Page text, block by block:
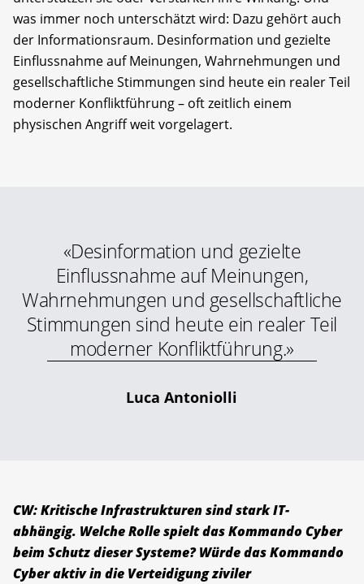
was immer noch unterschätzt wird: Dazu gehört auch
der Informationsraum. Desinformation und gezielte
Einflussnahme auf Meinungen, Wahrnehmungen und
gesellschaftliche Stimmungen sind heute ein realer Teil
moderner Konfliktführung – oft zeitlich einem
physischen Angriff weit vorgelagert.
«Desinformation und gezielte
Einflussnahme auf Meinungen,
Wahrnehmungen und gesell­schaftliche
Stimmungen sind heute ein realer Teil
moderner Konfliktführung.»
Luca Antoniolli
CW: Kritische Infrastrukturen sind stark IT-
abhängig. Welche Rolle spielt das Kommando Cyber
beim Schutz dieser Systeme? Würde das Kommando
Cyber aktiv in die Verteidigung ziviler